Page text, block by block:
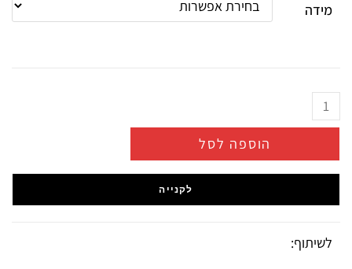
מידה
הוספה לסל
לקנייה
לשיתוף: